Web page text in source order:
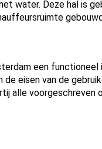
water. Deze hal is
een
de eisen van de
alle voorgeschreven